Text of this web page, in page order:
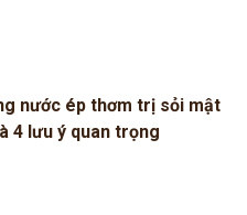
nước ép thơm trị sỏi mật
4 lưu ý quan trọng